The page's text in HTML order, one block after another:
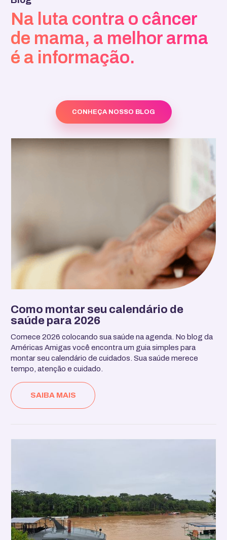
Na luta contra o câncer
de mama, a melhor arma
é a informação.
CONHEÇA NOSSO BLOG
Como montar seu calendário de
saúde para 2026
Comece 2026 colocando sua saúde na agenda. No blog da
Américas Amigas você encontra um guia simples para
montar seu calendário de cuidados. Sua saúde merece
tempo, atenção e cuidado.
SAIBA MAIS